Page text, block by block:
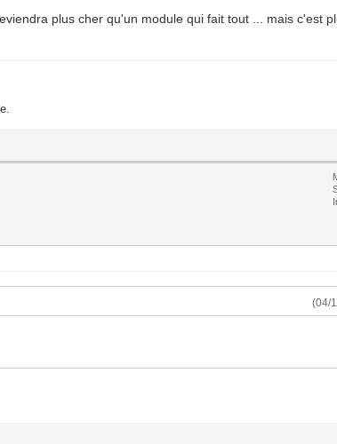
plus cher qu'un module qui fait tout ... mais c'est
(04/